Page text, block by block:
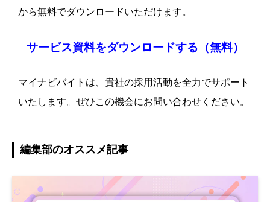
から無料でダウンロードいただけます。
サービス資料をダウンロードする（無料）
マイナビバイトは、貴社の採用活動を全力でサポート
いたします。ぜひこの機会にお問い合わせください。
編集部のオススメ記事